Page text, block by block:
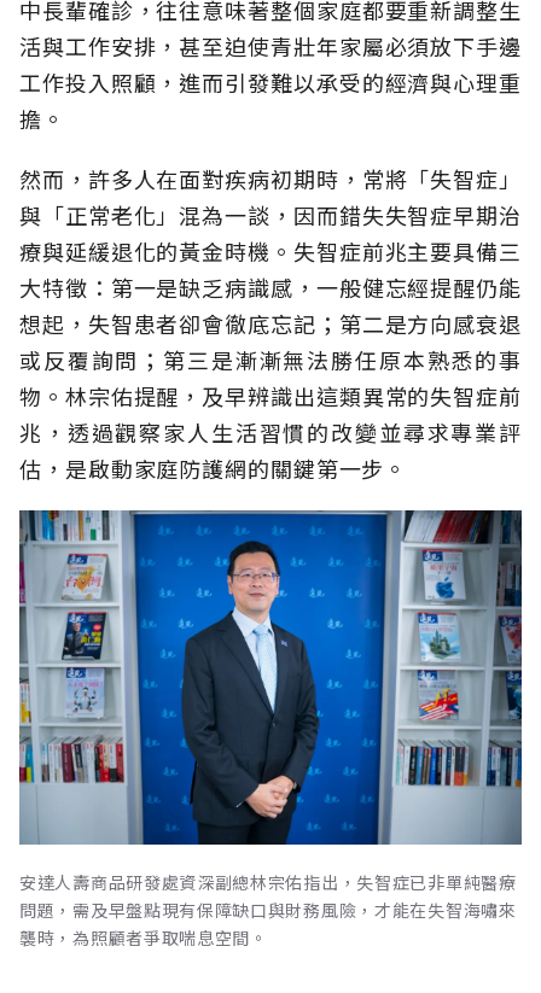
中長輩確診，往往意味著整個家庭都要重新調整生
活與工作安排，甚至迫使青壯年家屬必須放下手邊
工作投入照顧，進而引發難以承受的經濟與心理重
擔。
然而，許多人在面對疾病初期時，常將「失智症」
與「正常老化」混為一談，因而錯失失智症早期治
療與延緩退化的黃金時機。失智症前兆主要具備三
大特徵：第一是缺乏病識感，一般健忘經提醒仍能
想起，失智患者卻會徹底忘記；第二是方向感衰退
或反覆詢問；第三是漸漸無法勝任原本熟悉的事
物。林宗佑提醒，及早辨識出這類異常的失智症前
兆，透過觀察家人生活習慣的改變並尋求專業評
估，是啟動家庭防護網的關鍵第一步。
安達人壽商品研發處資深副總林宗佑指出，失智症已非單純醫療
問題，需及早盤點現有保障缺口與財務風險，才能在失智海嘯來
襲時，為照顧者爭取喘息空間。